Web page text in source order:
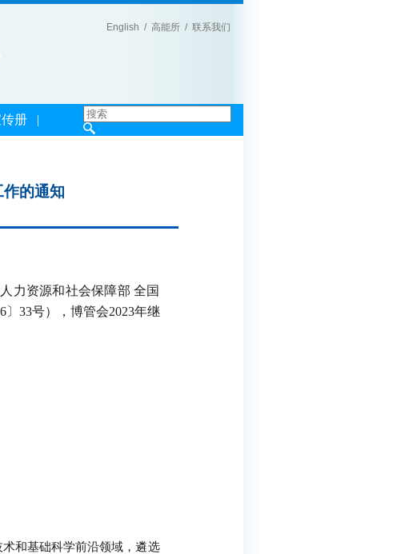
English / 高能所 / 联系我们
册|
的通知
力资源和社会保障部 全国
〕 33号），博管会2023年继
和基础科学前沿领域，遴选